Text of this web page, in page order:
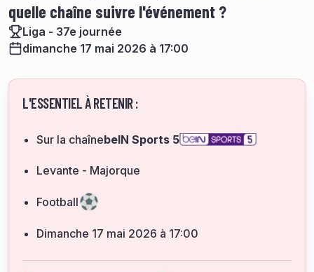
quelle chaîne suivre l'événement ?
Liga - 37e journée
dimanche 17 mai 2026 à 17:00
L'ESSENTIEL À RETENIR :
Sur la chaînebeIN Sports 5
Levante - Majorque
Football
dimanche 17 mai 2026 à 17:00